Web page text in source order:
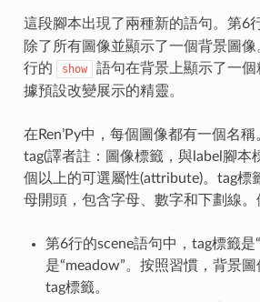
這段腳本出現了兩種新的語句。第6
除了所有圖像並顯示了一個背景圖
行的
show
語句在背景上顯示了一個
據預設改變展示的精靈。
在Ren’Py中，每個圖像都有一個名
tag(譯者註：圖像標籤，與label腳本
個以上的可選屬性(attribute)。tag標
母開頭，包含字母、數字和下劃線。
第6行的scene語句中，tag標籤是
是“meadow”。按照習慣，背景
tag標籤。